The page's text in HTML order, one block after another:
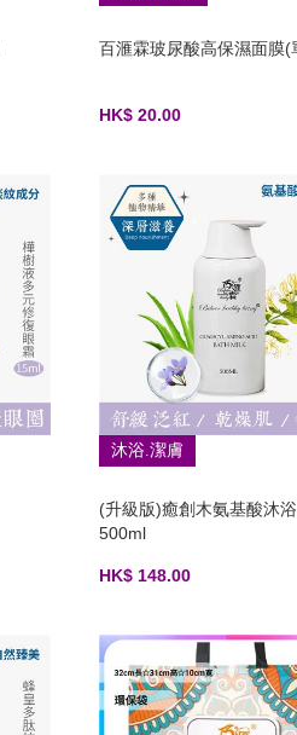
百滙霖玻尿酸高保濕面膜(
HK$ 20.00
沐浴.潔膚
(升級版)癒創木氨基酸沐
500ml
HK$ 148.00